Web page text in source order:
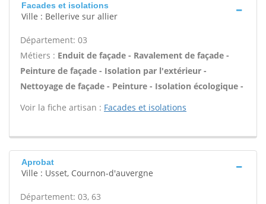
Facades et isolations
Ville : Bellerive sur allier
Département: 03
Métiers : Enduit de façade - Ravalement de façade -
Peinture de façade - Isolation par l'extérieur -
Nettoyage de façade - Peinture - Isolation écologique -
Voir la fiche artisan : Facades et isolations
Aprobat
Ville : Usset, Cournon-d'auvergne
Département: 03, 63